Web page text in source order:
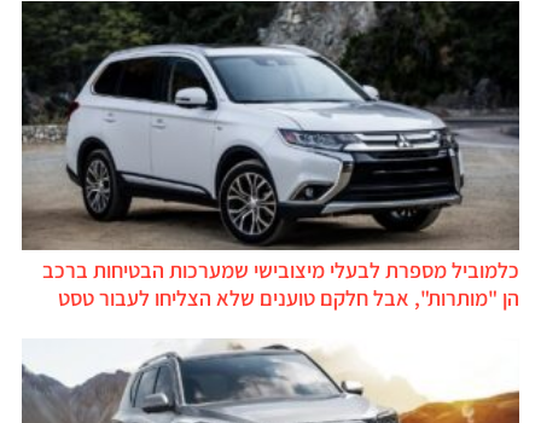
כלמוביל מספרת לבעלי מיצובישי שמערכות הבטיחות ברכב
הן "מותרות", אבל חלקם טוענים שלא הצליחו לעבור טסט